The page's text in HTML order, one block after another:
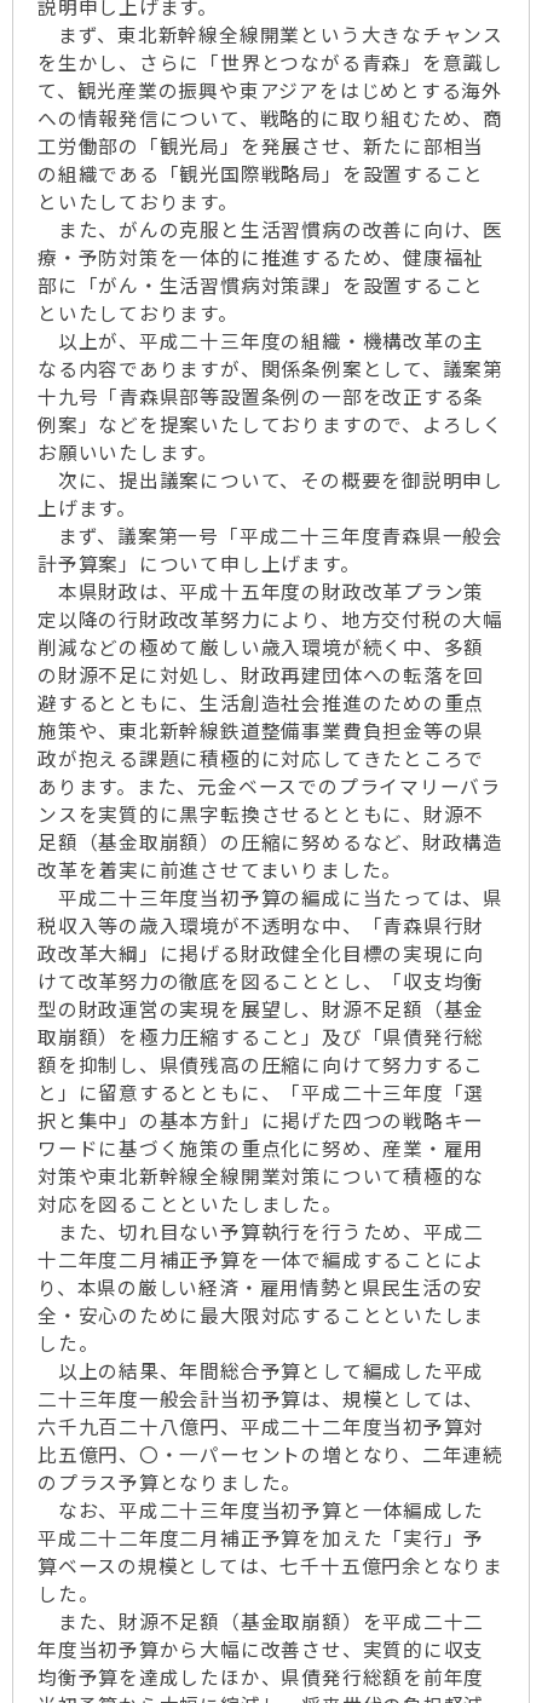
説明申し上げます。
まず、東北新幹線全線開業という大きなチャンス
を生かし、さらに「世界とつながる青森」を意識し
て、観光産業の振興や東アジアをはじめとする海外
への情報発信について、戦略的に取り組むため、商
工労働部の「観光局」を発展させ、新たに部相当
の組織である「観光国際戦略局」を設置すること
といたしております。
また、がんの克服と生活習慣病の改善に向け、医
療・予防対策を一体的に推進するため、健康福祉
部に「がん・生活習慣病対策課」を設置すること
といたしております。
以上が、平成二十三年度の組織・機構改革の主
なる内容でありますが、関係条例案として、議案第
十九号「青森県部等設置条例の一部を改正する条
例案」などを提案いたしておりますので、よろしく
お願いいたします。
次に、提出議案について、その概要を御説明申し
上げます。
まず、議案第一号「平成二十三年度青森県一般会
計予算案」について申し上げます。
本県財政は、平成十五年度の財政改革プラン策
定以降の行財政改革努力により、地方交付税の大幅
削減などの極めて厳しい歳入環境が続く中、多額
の財源不足に対処し、財政再建団体への転落を回
避するとともに、生活創造社会推進のための重点
施策や、東北新幹線鉄道整備事業費負担金等の県
政が抱える課題に積極的に対応してきたところで
あります。また、元金ベースでのプライマリーバラ
ンスを実質的に黒字転換させるとともに、財源不
足額（基金取崩額）の圧縮に努めるなど、財政構造
改革を着実に前進させてまいりました。
平成二十三年度当初予算の編成に当たっては、県
税収入等の歳入環境が不透明な中、「青森県行財
政改革大綱」に掲げる財政健全化目標の実現に向
けて改革努力の徹底を図ることとし、「収支均衡
型の財政運営の実現を展望し、財源不足額（基金
取崩額）を極力圧縮すること」及び「県債発行総
額を抑制し、県債残高の圧縮に向けて努力するこ
と」に留意するとともに、「平成二十三年度「選
択と集中」の基本方針」に掲げた四つの戦略キー
ワードに基づく施策の重点化に努め、産業・雇用
対策や東北新幹線全線開業対策について積極的な
対応を図ることといたしました。
また、切れ目ない予算執行を行うため、平成二
十二年度二月補正予算を一体で編成することによ
り、本県の厳しい経済・雇用情勢と県民生活の安
全・安心のために最大限対応することといたしま
した。
以上の結果、年間総合予算として編成した平成
二十三年度一般会計当初予算は、規模としては、
六千九百二十八億円、平成二十二年度当初予算対
比五億円、〇・一パーセントの増となり、二年連続
のプラス予算となりました。
なお、平成二十三年度当初予算と一体編成した
平成二十二年度二月補正予算を加えた「実行」予
算ベースの規模としては、七千十五億円余となりま
した。
また、財源不足額（基金取崩額）を平成二十二
年度当初予算から大幅に改善させ、実質的に収支
均衡予算を達成したほか、県債発行総額を前年度